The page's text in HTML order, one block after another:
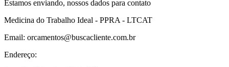
Estamos enviando, nossos dados para contato
Medicina do Trabalho Ideal - PPRA - LTCAT
Email: orcamentos@buscacliente.com.br
Endereço: